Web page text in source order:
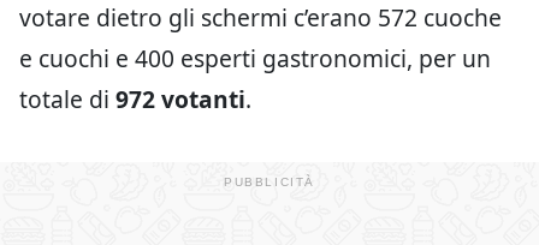
votare dietro gli schermi c’erano 572 cuoche
e cuochi e 400 esperti gastronomici, per un
totale di 972 votanti.